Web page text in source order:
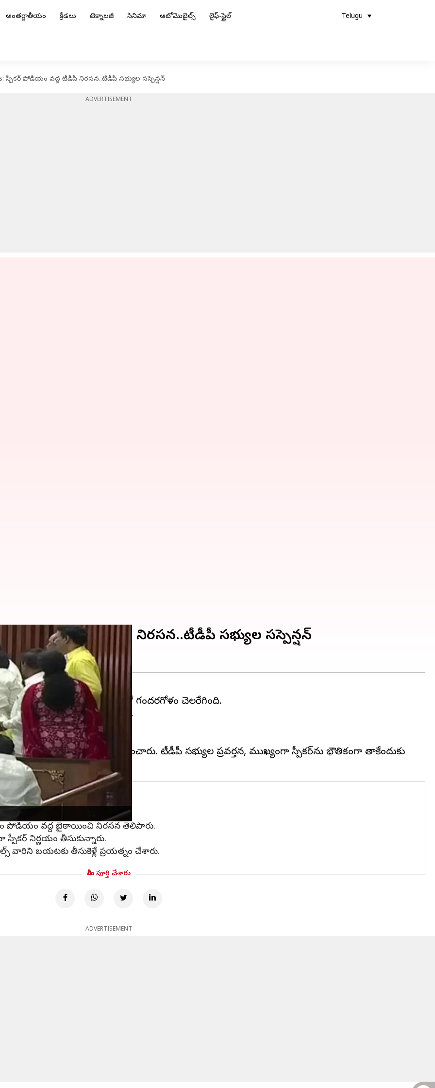
అంతర్జాతీయం క్రీడలు టెక్నాలజీ సినిమా ఆటోమొబైల్స్ లైఫ్-స్టైల్ Telugu
స్పీకర్ పోడియం వద్ద టీడీపీ నిరసన..టీడీపీ సభ్యుల సస్పెన్షన్‌
ADVERTISEMENT
స్పీకర్ పోడియం వద్ద టీడీపీ నిరసన..టీడీపీ సభ్యుల సస్పెన్షన్‌
సభ్యులు నినాదాలు చేయడంతో గందరగోళం చెలరేగింది.
పోడియం వద్ద నిరసన తెలిపారు.
ప్రసంగం ప్రారంభమైంది.
గొడవకు దిగారు.
సభ్యులు ఆందోళన కొనసాగించారు. టీడీపీ సభ్యుల ప్రవర్తన, ముఖ్యంగా స్పీకర్‌ను భౌతికంగా తాకేందుకు
పోడియం వద్ద బైఠాయించి నిరసన తెలిపారు.
నిర్ణయం తీసుకున్నారు.
వారిని బయటకు తీసుకెళ్లే ప్రయత్నం చేశారు.
మీరు పూర్తి చేశారు
ADVERTISEMENT